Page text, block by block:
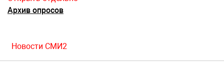
Архив опросов
Новости СМИ2